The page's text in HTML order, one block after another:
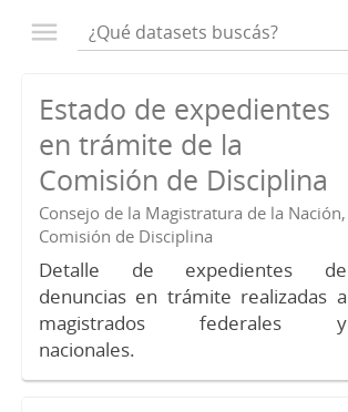
Estado de expedientes
en trámite de la
Comisión de Disciplina
Consejo de la Magistratura de la Nación,
Comisión de Disciplina
Detalle de expedientes de
denuncias en trámite realizadas a
magistrados federales y
nacionales.